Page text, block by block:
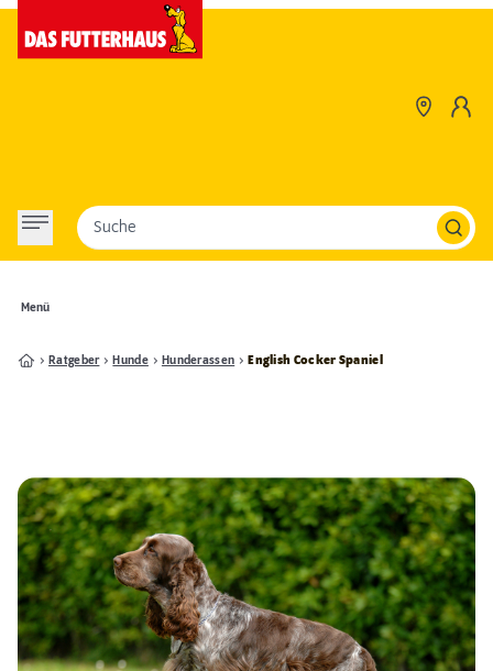
Menü
Suche
Ratgeber Hunde Hunderassen English Cocker Spaniel